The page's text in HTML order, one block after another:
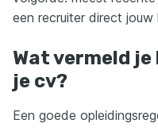
een recruiter direct
Wat vermeld
je cv?
Een goede